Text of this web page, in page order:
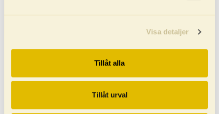
Visa detaljer
Tillåt alla
Tillåt urval